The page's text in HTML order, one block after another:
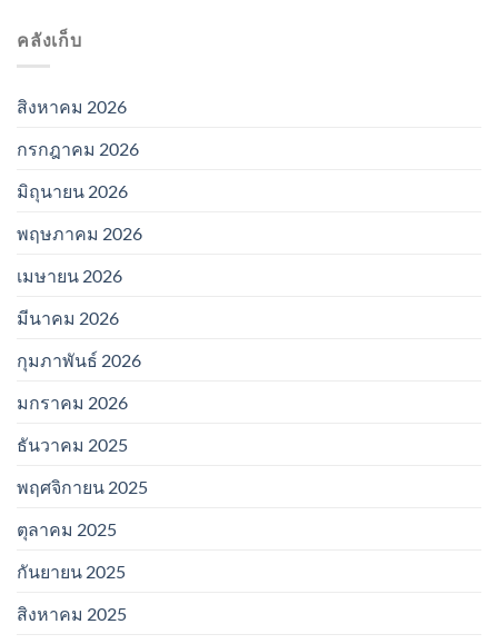
คลังเก็บ
สิงหาคม 2026
กรกฎาคม 2026
มิถุนายน 2026
พฤษภาคม 2026
เมษายน 2026
มีนาคม 2026
กุมภาพันธ์ 2026
มกราคม 2026
ธันวาคม 2025
พฤศจิกายน 2025
ตุลาคม 2025
กันยายน 2025
สิงหาคม 2025